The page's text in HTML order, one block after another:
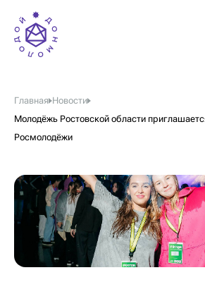
Главная Новости
Молодёжь Ростовской области
Росмолодёжи